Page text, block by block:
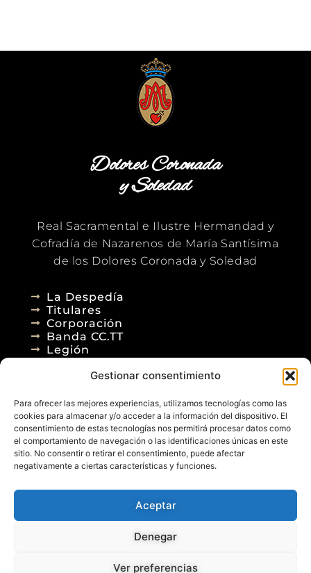
Gestionar consentimiento
Para ofrecer las mejores experiencias, utilizamos tecnologías como las
cookies para almacenar y/o acceder a la información del dispositivo. El
consentimiento de estas tecnologías nos permitirá procesar datos como
el comportamiento de navegación o las identificaciones únicas en este
sitio. No consentir o retirar el consentimiento, puede afectar
negativamente a ciertas características y funciones.
Aceptar
Denegar
Ver preferencias
Dolores Coronada
y Soledad
Real Sacramental e Ilustre Hermandad y
Cofradía de Nazarenos de María Santísima
de los Dolores Coronada y Soledad
La Despedía
Titulares
Corporación
Banda CC.TT
Legión
Agenda
Blog
Contacto
Política de Privacidad
Posicionamiento Web